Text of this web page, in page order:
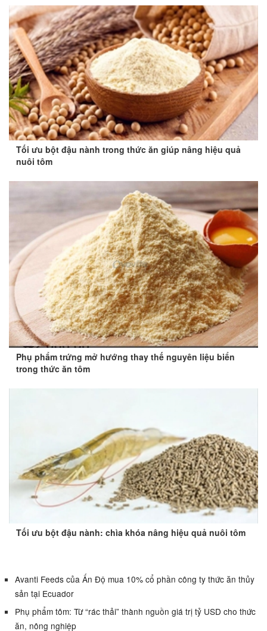
Tối ưu bột đậu nành trong thức ăn giúp nâng hiệu quả
nuôi tôm
Phụ phẩm trứng mở hướng thay thế nguyên liệu biển
trong thức ăn tôm
Tối ưu bột đậu nành: chìa khóa nâng hiệu quả nuôi tôm
Avanti Feeds của Ấn Độ mua 10% cổ phần công ty thức ăn thủy
sản tại Ecuador
Phụ phẩm tôm: Từ “rác thải” thành nguồn giá trị tỷ USD cho thức
ăn, nông nghiệp